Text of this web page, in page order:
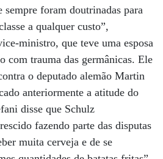
sempre foram doutrinadas para
a qualquer custo”,
ministro, que teve uma esposa
com trauma das germânicas. Ele
o deputado alemão Martin
anteriormente a atitude do
disse que Schulz
fazendo parte das disputas
muita cerveja e de se